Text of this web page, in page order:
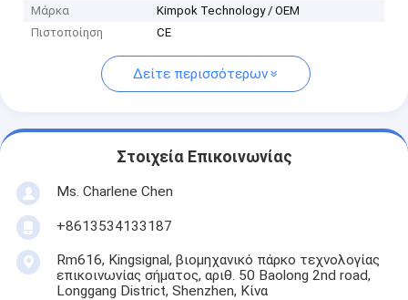
Μάρκα
Kimpok Technology / OEM
Πιστοποίηση
CE
Δείτε περισσότερων
Στοιχεία Επικοινωνίας
Ms. Charlene Chen
+8613534133187
Rm616, Kingsignal, βιομηχανικό πάρκο τεχνολογίας
επικοινωνίας σήματος, αριθ. 50 Baolong 2nd road,
Longgang District, Shenzhen, Κίνα